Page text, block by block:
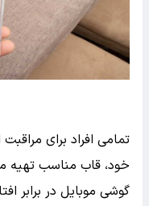
تمامی افراد برای
خود، قاب مناسب تهیه
گوشی موبایل در برابر